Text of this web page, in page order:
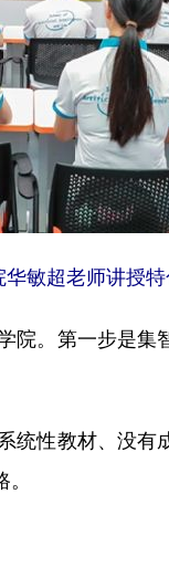
敏超老师讲授
。第一步是集
性教材、没有